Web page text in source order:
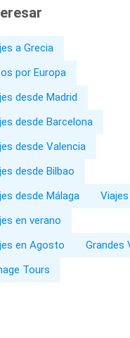
a Grecia
por Europa
desde Madrid
desde Barcelona
desde Valencia
desde Bilbao
desde Málaga
en verano
en Agosto
Grandes
Tours